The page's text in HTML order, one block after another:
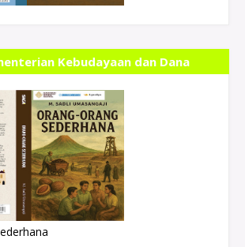
Kebudayaan dan Dana